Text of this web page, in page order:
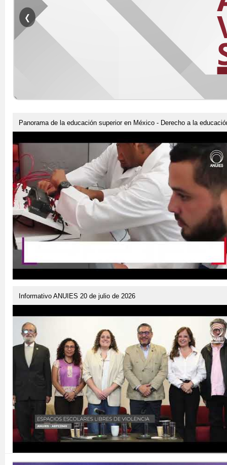
❮
Panorama de la educación superior en México - Derecho a la
Informativo ANUIES 20 de julio de 2026